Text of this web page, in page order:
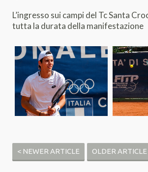
L’ingresso sui campi del Tc Santa
tutta la durata della manifestazione
< NEWER ARTICLE OLDER ARTICLE